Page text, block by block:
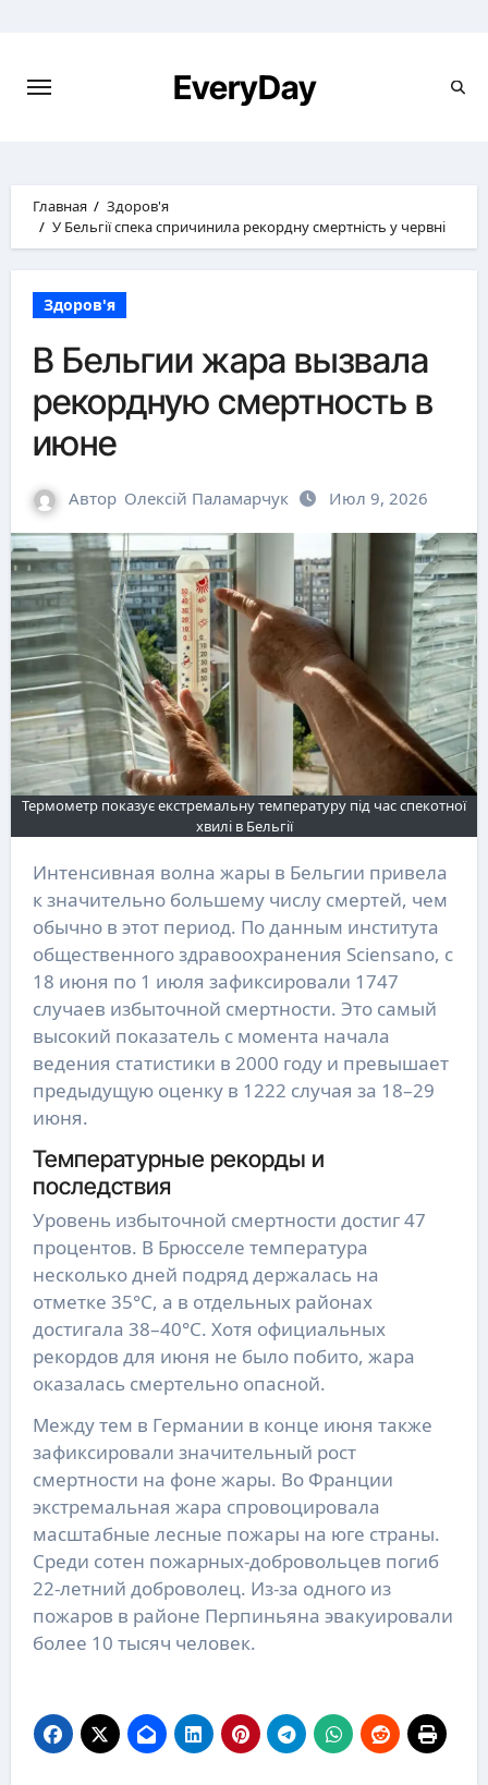
EveryDay
Главная
Здоров'я
У Бельгії спека спричинила рекордну смертність у червні
Здоров'я
В Бельгии жара вызвала
рекордную смертность в
июне
Автор Олексій Паламарчук Июл 9, 2026
Термометр показує екстремальну температуру під час спекотної
хвилі в Бельгії
Интенсивная волна жары в Бельгии привела
к значительно большему числу смертей, чем
обычно в этот период. По данным института
общественного здравоохранения Sciensano, с
18 июня по 1 июля зафиксировали 1747
случаев избыточной смертности. Это самый
высокий показатель с момента начала
ведения статистики в 2000 году и превышает
предыдущую оценку в 1222 случая за 18–29
июня.
Температурные рекорды и
последствия
Уровень избыточной смертности достиг 47
процентов. В Брюсселе температура
несколько дней подряд держалась на
отметке 35°C, а в отдельных районах
достигала 38–40°C. Хотя официальных
рекордов для июня не было побито, жара
оказалась смертельно опасной.
Между тем в Германии в конце июня также
зафиксировали значительный рост
смертности на фоне жары. Во Франции
экстремальная жара спровоцировала
масштабные лесные пожары на юге страны.
Среди сотен пожарных-добровольцев погиб
22-летний доброволец. Из-за одного из
пожаров в районе Перпиньяна эвакуировали
более 10 тысяч человек.